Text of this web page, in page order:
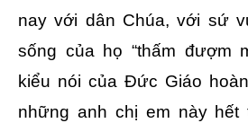
nay với dân Chúa, với sứ
sống của họ “thấm đượm
kiểu nói của Đức Giáo
những anh chị em này hết